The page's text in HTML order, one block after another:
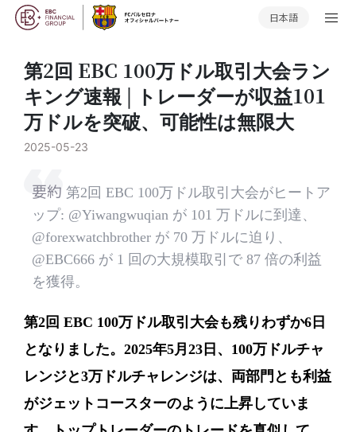
日本語
第2回 EBC 100万ドル取引大会ラン
キング速報 | トレーダーが収益101
万ドルを突破、可能性は無限大
2025-05-23
要約 第2回 EBC 100万ドル取引大会がヒートア
ップ: @Yiwangwuqian が 101 万ドルに到達、
@forexwatchbrother が 70 万ドルに迫り、
@EBC666 が 1 回の大規模取引で 87 倍の利益
を獲得。
第2回 EBC 100万ドル取引大会も残りわずか6日
となりました。2025年5月23日、100万ドルチャ
レンジと3万ドルチャレンジは、両部門とも利益
がジェットコースターのように上昇していま